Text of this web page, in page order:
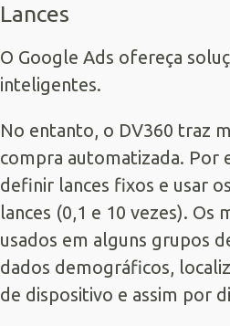
Lances
O Google Ads ofereça
inteligentes.
No entanto, o DV360 traz
compra automatizada. Por
definir lances fixos e usar
lances (0,1 e 10 vezes). Os
usados em alguns grupos
dados demográficos,
de dispositivo e assim por